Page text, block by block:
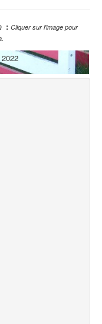
: Cliquer sur l'image pour